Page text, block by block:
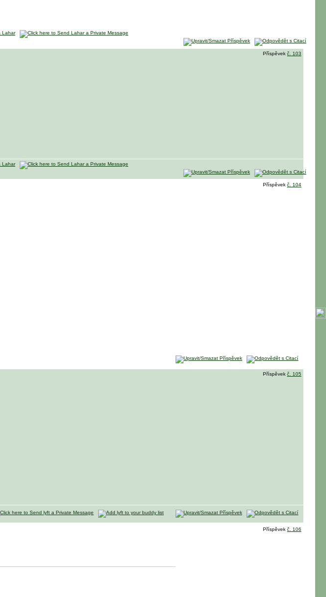
Příspěvek č. 103
Příspěvek č. 104
Příspěvek č. 105
Příspěvek č. 106